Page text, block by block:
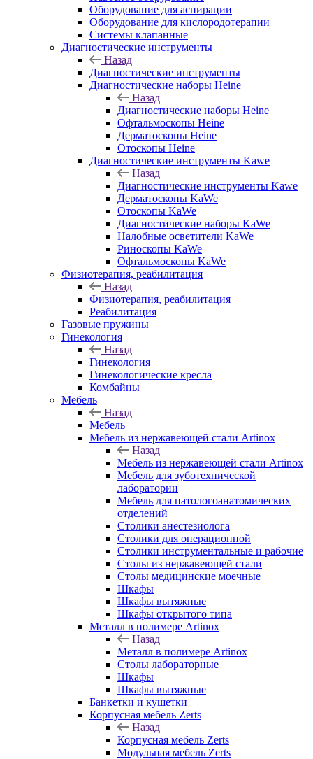
Оборудование для аспирации
Оборудование для кислородотерапии
Системы клапанные
Диагностические инструменты
Назад
Диагностические инструменты
Диагностические наборы Heine
Назад
Диагностические наборы Heine
Офтальмоскопы Heine
Дерматоскопы Heine
Отоскопы Heine
Диагностические инструменты Kawe
Назад
Диагностические инструменты Kawe
Дерматоскопы KaWe
Отоскопы KaWe
Диагностические наборы KaWe
Налобные осветители KaWe
Риноскопы KaWe
Офтальмоскопы KaWe
Физиотерапия, реабилитация
Назад
Физиотерапия, реабилитация
Реабилитация
Газовые пружины
Гинекология
Назад
Гинекология
Гинекологические кресла
Комбайны
Мебель
Назад
Мебель
Мебель из нержавеющей стали Artinox
Назад
Мебель из нержавеющей стали Artinox
Мебель для зуботехнической
лаборатории
Мебель для патологоанатомических
отделений
Столики анестезиолога
Столики для операционной
Столики инструментальные и рабочие
Столы из нержавеющей стали
Столы медицинские моечные
Шкафы
Шкафы вытяжные
Шкафы открытого типа
Металл в полимере Artinox
Назад
Металл в полимере Artinox
Столы лабораторные
Шкафы
Шкафы вытяжные
Банкетки и кушетки
Корпусная мебель Zerts
Назад
Корпусная мебель Zerts
Модульная мебель Zerts